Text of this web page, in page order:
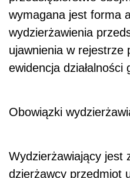
wymagana jest forma
wydzierżawienia
ujawnienia w rejestrze
ewidencja działalności
Obowiązki
Wydzierżawiający jest
dzierżawcy przedmiot